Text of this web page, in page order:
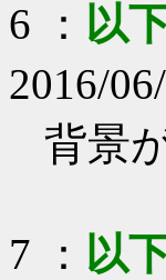
6 ： 以
2016/
背景
7 ： 以